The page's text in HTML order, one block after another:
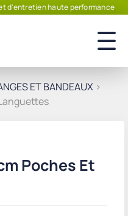
d'entretien haute performance
ET BANDEAUX >
Poches Et